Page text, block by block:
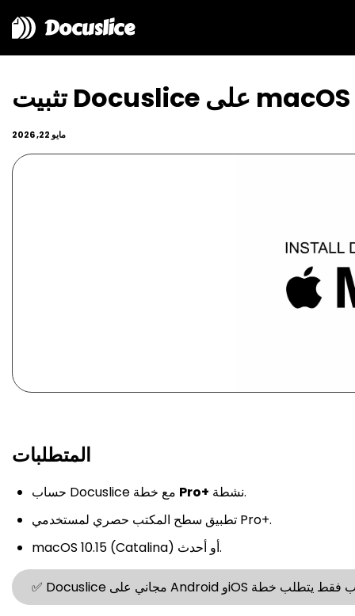
Docuslice
تثبيت Docuslice على macOS
مايو 22, 2026
المتطلبات
Pro+
نشطة.
تطبيق سطح المكتب حصري لمستخدمي Pro+.
macOS 10.15 (Catalina) أو أحدث.